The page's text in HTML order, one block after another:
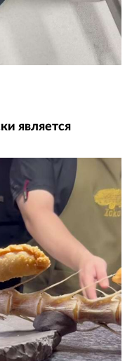
является